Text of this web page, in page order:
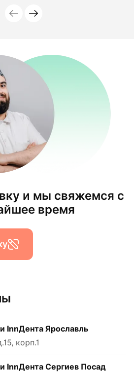
и мы свяжемся с
время
InnДента Ярославль
корп.1
InnДента Сергиев Посад